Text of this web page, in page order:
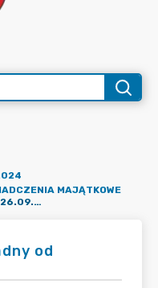
MAJĄTKOWE
KRZYSZTOF HAŁACZ - RADNY OD 26.09.2019R.
od